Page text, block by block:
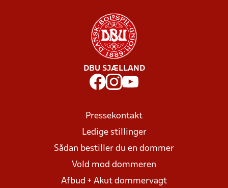
DBU SJÆLLAND
Pressekontakt
Ledige stillinger
Sådan bestiller du en dommer
Vold mod dommeren
Afbud + Akut dommervagt